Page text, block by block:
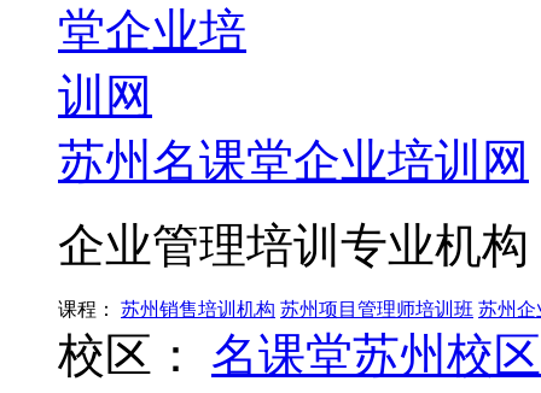
苏州名课堂企业培训网
企业管理培训专业机构
课程： 苏州销售培训机构 苏州项目管理师培训班 苏州企
校区：
名课堂苏州校区